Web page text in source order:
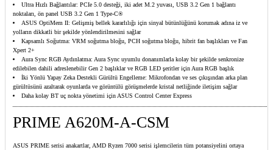
Ultra Hızlı Bağlantılar: PCIe 5.0 desteği, iki adet M.2 yuvası, USB 3.2 Gen 1 bağlantı
noktaları, ön panel USB 3.2 Gen 1 Type-C®
ASUS OptiMem II: Gelişmiş bellek kararlılığı için sinyal bütünlüğünü korumak adına iz ve
yolların dikkatli bir şekilde yönlendirilmesini sağlar
Kapsamlı Soğutma: VRM soğutma bloğu, PCH soğutma bloğu, hibrit fan başlıkları ve Fan
Xpert 2+
Aura Sync RGB Aydınlatma: Aura Sync uyumlu donanımlarla kolay bir şekilde senkronize
edilebilen dahili adreslenebilir Gen 2 başlıklar ve RGB LED şeritler için Aura RGB başlık
İki Yönlü Yapay Zeka Destekli Gürültü Engelleme: Mikrofondan ve ses çıkışından arka plan
gürültüsünü azaltarak oyunlarda ve görüntülü görüşmelerde kristal netliğinde iletişim sağlar
Daha kolay BT uç nokta yönetimi için ASUS Control Center Express
PRIME A620M-A-CSM
ASUS PRIME serisi anakartlar, AMD Ryzen 7000 serisi işlemcilerin tüm potansiyelini ortaya